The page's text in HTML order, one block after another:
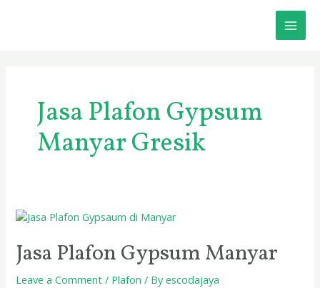
Jasa Plafon Gypsum
Manyar Gresik
Jasa Plafon Gypsum Manyar
Leave a Comment / Plafon / Byescodajaya
Jasa
Gypsum
Manyar